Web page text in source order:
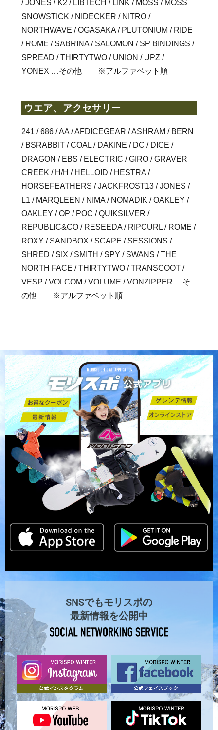
/ JONES / K2 / LIBTECH / LINK / MOSS / MOSS
SNOWSTICK / NIDECKER / NITRO /
NORTHWAVE / OGASAKA / PLUTONIUM / RIDE
/ ROME / SABRINA / SALOMON / SP BINDINGS /
SPREAD / THIRTYTWO / UNION / UPZ /
YONEX …その他 ※アルファベット順
ウエア、アクセサリー
241 / 686 / AA / AFDICEGEAR / ASHRAM / BERN
/ BSRABBIT / COAL / DAKINE / DC / DICE /
DRAGON / EBS / ELECTRIC / GIRO / GRAVER
CREEK / H/H / HELLOID / HESTRA /
HORSEFEATHERS / JACKFROST13 / JONES /
L1 / MARQLEEN / NIMA / NOMADIK / OAKLEY /
OAKLEY / OP / POC / QUIKSILVER /
REPUBLIC&CO / RESEEDA / RIPCURL / ROME /
ROXY / SANDBOX / SCAPE / SESSIONS /
SHRED / SIX / SMITH / SPY / SWANS / THE
NORTH FACE / THIRTYTWO / TRANSCOOT /
VESP / VOLCOM / VOLUME / VONZIPPER …そ
の他 ※アルファベット順
SNSでもモリスポの
最新情報を公開中